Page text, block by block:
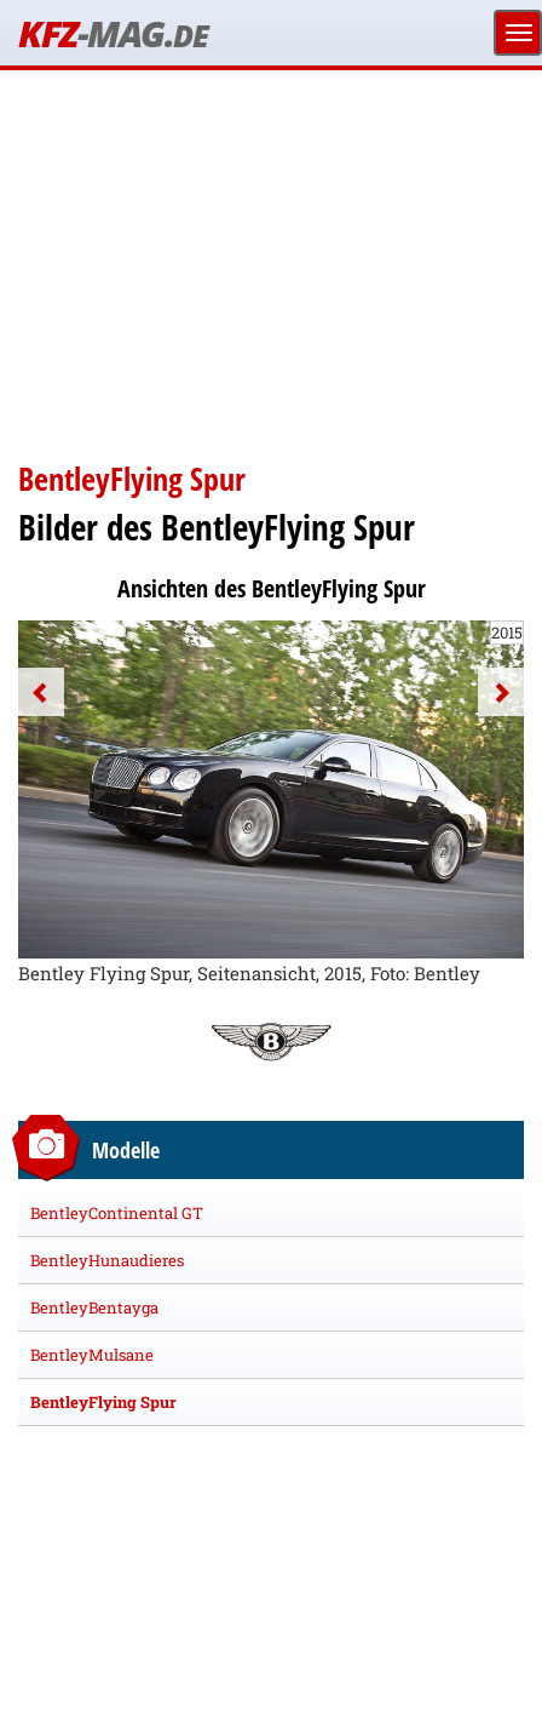
KFZ-MAG.DE
BentleyFlying Spur
Bilder des BentleyFlying Spur
Ansichten des BentleyFlying Spur
2015
Bentley Flying Spur, Seitenansicht, 2015, Foto: Bentley
Modelle
BentleyContinental GT
BentleyHunaudieres
BentleyBentayga
BentleyMulsane
BentleyFlying Spur